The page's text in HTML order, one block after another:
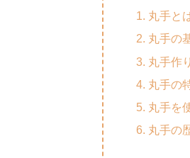
丸手と
丸手の
丸手作
丸手の
丸手を
丸手の